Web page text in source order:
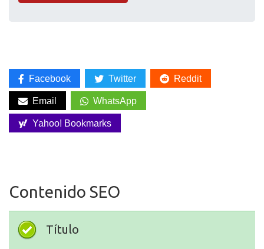
Facebook Twitter Reddit
Email WhatsApp
Yahoo! Bookmarks
Contenido SEO
Título